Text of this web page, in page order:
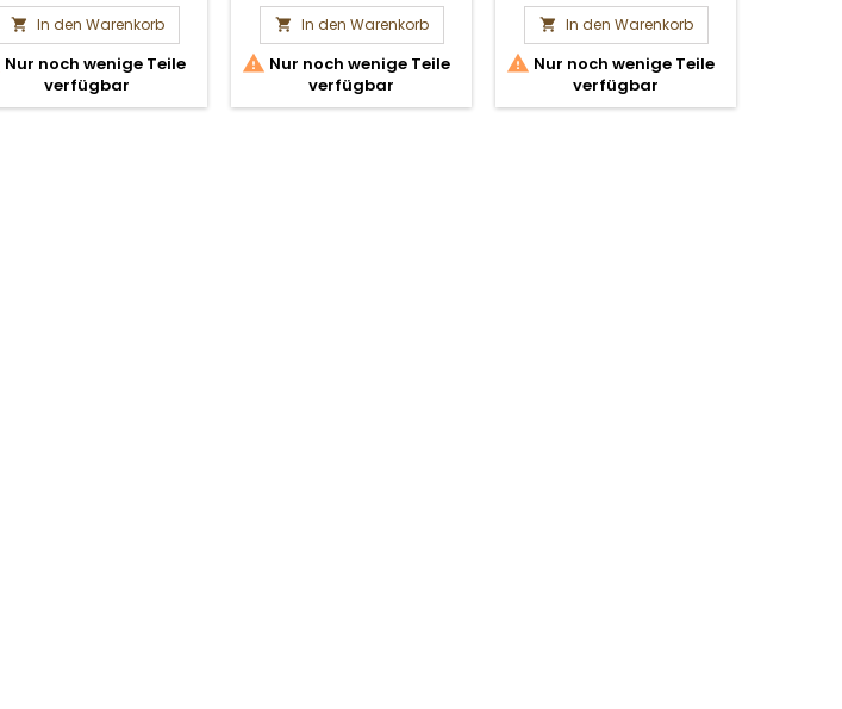
 In den Warenkorb
Nur noch wenige Teile
verfügbar
 In den Warenkorb
 Nur noch wenige Teile
verfügbar
 In den Warenkorb
 Nur noch wenige Teile
verfügbar